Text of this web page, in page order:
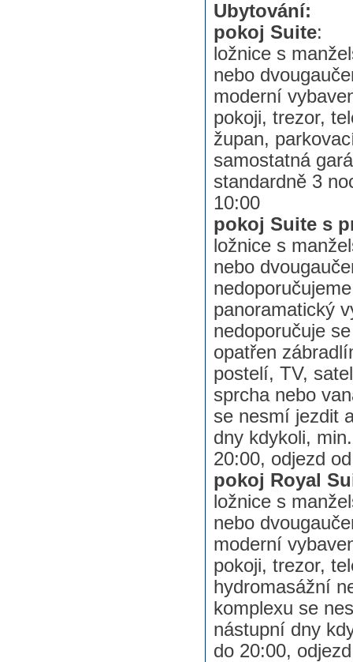
Ubytování:
pokoj Suite:
ložnice s
nebo
moderní
pokoji, trezor,
župan,
samostatná
standardně 3
10:00
pokoj Suite s
ložnice s
nebo
panoramatický
nedoporučuje
opatřen
postelí, TV,
sprcha nebo
se nesmí jezdit
dny kdykoli,
20:00, odjezd
pokoj Royal
ložnice s
nebo
moderní
pokoji, trezor,
hydromasážní
komplexu se
nástupní dny
do 20:00,